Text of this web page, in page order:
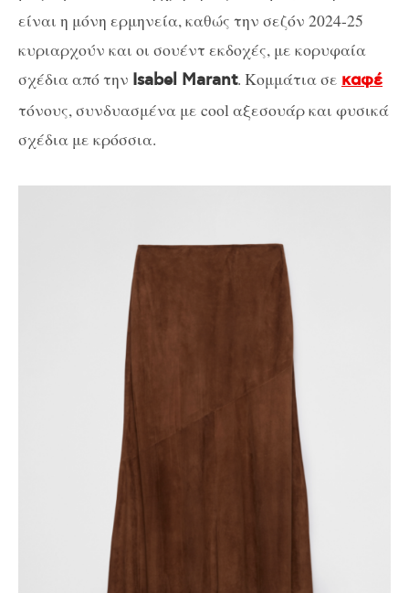
είναι η μόνη ερμηνεία, καθώς την σεζόν 2024-25
κυριαρχούν και οι σουέντ εκδοχές, με κορυφαία
σχέδια από την Isabel Marant. Κομμάτια σε καφέ
τόνους, συνδυασμένα με cool αξεσουάρ και φυσικά
σχέδια με κρόσσια.